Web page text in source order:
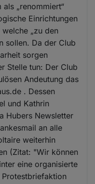
„renommiert“
Einrichtungen
welche „zu den
sollen. Da der Club
sorgen
Stelle tun: Der Club
Andeutung das
. Dessen
und Kathrin
Hubers Newsletter
an alle
weiterhin
(Zitat: "Wir können
eine organisierte